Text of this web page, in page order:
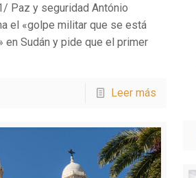
Paz y seguridad António
el «golpe militar que se está
en Sudán y pide que el primer
Leer más